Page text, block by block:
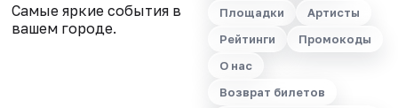
Самые яркие события в
вашем городе.
Площадки
Артисты
Рейтинги
Промокоды
О нас
Возврат билетов